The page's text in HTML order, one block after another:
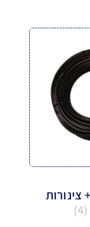
צינורות
(4)